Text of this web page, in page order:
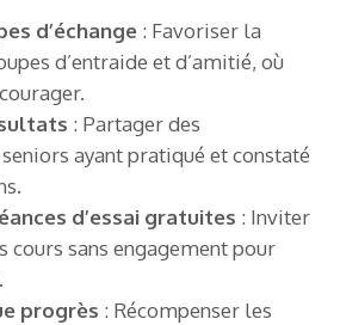
d’échange : Favoriser la
d’entraide et d’amitié, où
: Partager des
ayant pratiqué et constaté
d’essai gratuites : Inviter
cours sans engagement pour
progrès : Récompenser les